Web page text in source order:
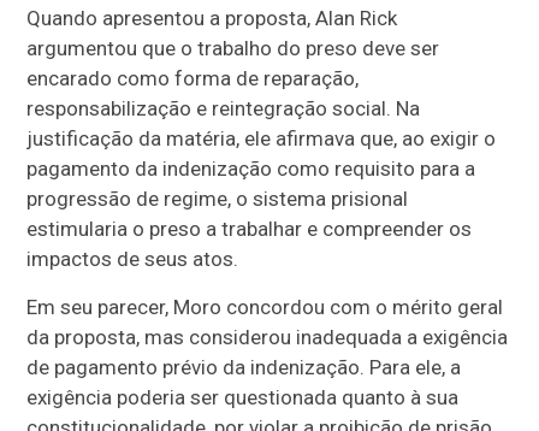
Quando apresentou a proposta, Alan Rick
argumentou que o trabalho do preso deve ser
encarado como forma de reparação,
responsabilização e reintegração social. Na
justificação da matéria, ele afirmava que, ao exigir o
pagamento da indenização como requisito para a
progressão de regime, o sistema prisional
estimularia o preso a trabalhar e compreender os
impactos de seus atos.
Em seu parecer, Moro concordou com o mérito geral
da proposta, mas considerou inadequada a exigência
de pagamento prévio da indenização. Para ele, a
exigência poderia ser questionada quanto à sua